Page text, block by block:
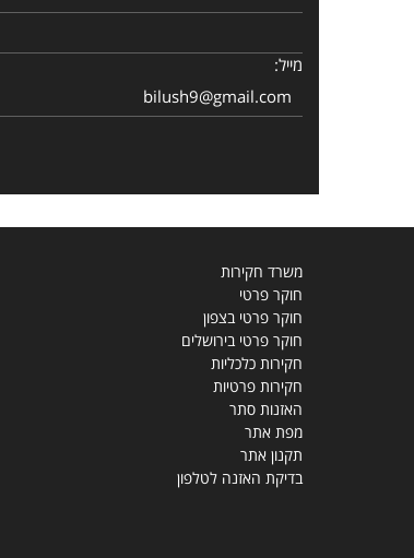
מייל:
bilush9@gmail.com
משרד חקירות
חוקר פרטי
חוקר פרטי בצפון
חוקר פרטי בירושלים
חקירות כלכליות
חקירות פרטיות
האזנות סתר
מפת אתר
תקנון אתר
בדיקת האזנה לטלפון